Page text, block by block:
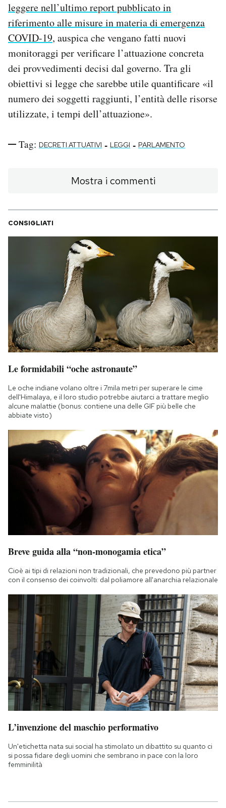
leggere nell’ultimo report pubblicato in
riferimento alle misure in materia di emergenza
COVID-19, auspica che vengano fatti nuovi
monitoraggi per verificare l’attuazione concreta
dei provvedimenti decisi dal governo. Tra gli
obiettivi si legge che sarebbe utile quantificare «il
numero dei soggetti raggiunti, l’entità delle risorse
utilizzate, i tempi dell’attuazione».
Tag: DECRETI ATTUATIVI - LEGGI - PARLAMENTO
Mostra i commenti
CONSIGLIATI
Le formidabili “oche astronaute”
Le oche indiane volano oltre i 7mila metri per superare le cime
dell'Himalaya, e il loro studio potrebbe aiutarci a trattare meglio
alcune malattie (bonus: contiene una delle GIF più belle che
abbiate visto)
Breve guida alla “non-monogamia etica”
Cioè ai tipi di relazioni non tradizionali, che prevedono più partner
con il consenso dei coinvolti: dal poliamore all'anarchia relazionale
L’invenzione del maschio performativo
Un'etichetta nata sui social ha stimolato un dibattito su quanto ci
si possa fidare degli uomini che sembrano in pace con la loro
femminilità